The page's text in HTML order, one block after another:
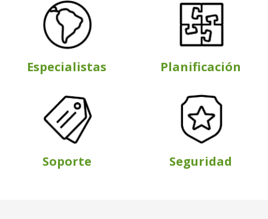
Especialistas Planificación
Soporte Seguridad